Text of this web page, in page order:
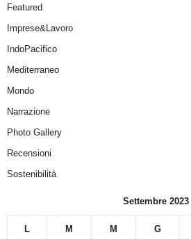
Featured
Imprese&Lavoro
IndoPacifico
Mediterraneo
Mondo
Narrazione
Photo Gallery
Recensioni
Sostenibilità
Settembre 2023
L M M G